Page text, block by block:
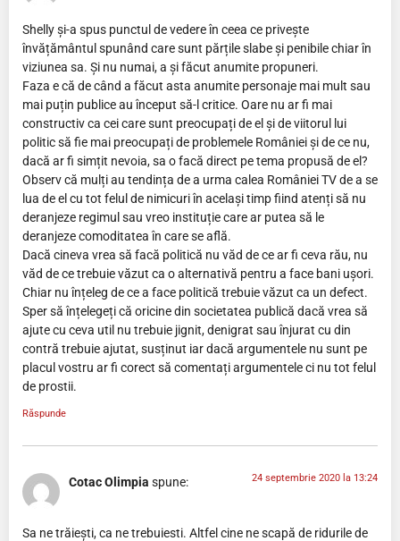
Shelly și-a spus punctul de vedere în ceea ce privește
învățământul spunând care sunt părțile slabe și penibile chiar în
viziunea sa. Și nu numai, a și făcut anumite propuneri.
Faza e că de când a făcut asta anumite personaje mai mult sau
mai puțin publice au început să-l critice. Oare nu ar fi mai
constructiv ca cei care sunt preocupați de el și de viitorul lui
politic să fie mai preocupați de problemele României și de ce nu,
dacă ar fi simțit nevoia, sa o facă direct pe tema propusă de el?
Observ că mulți au tendința de a urma calea României TV de a se
lua de el cu tot felul de nimicuri în același timp fiind atenți să nu
deranjeze regimul sau vreo instituție care ar putea să le
deranjeze comoditatea în care se află.
Dacă cineva vrea să facă politică nu văd de ce ar fi ceva rău, nu
văd de ce trebuie văzut ca o alternativă pentru a face bani ușori.
Chiar nu înțeleg de ce a face politică trebuie văzut ca un defect.
Sper să înțelegeți că oricine din societatea publică dacă vrea să
ajute cu ceva util nu trebuie jignit, denigrat sau înjurat cu din
contră trebuie ajutat, susținut iar dacă argumentele nu sunt pe
placul vostru ar fi corect să comentați argumentele ci nu tot felul
de prostii.
Răspunde
Cotac Olimpia spune: 24 septembrie 2020 la 13:24
Sa ne trăiești, ca ne trebuiesti. Altfel cine ne scapă de ridurile de